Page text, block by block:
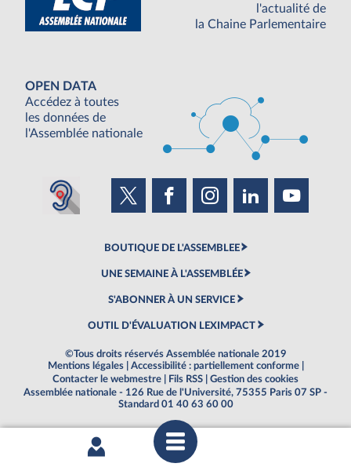
l'actualité de
la Chaine Parlementaire
OPEN DATA
Accédez à toutes
les données de
l'Assemblée nationale
BOUTIQUE DE L'ASSEMBLEE
UNE SEMAINE À L'ASSEMBLÉE
S'ABONNER À UN SERVICE
OUTIL D'ÉVALUATION LEXIMPACT
©Tous droits réservés Assemblée nationale 2019
Mentions légales
Accessibilité : partiellement conforme
Contacter le webmestre
Fils RSS
Gestion des cookies
Assemblée nationale - 126 Rue de l'Université, 75355 Paris 07 SP -
Standard 01 40 63 60 00